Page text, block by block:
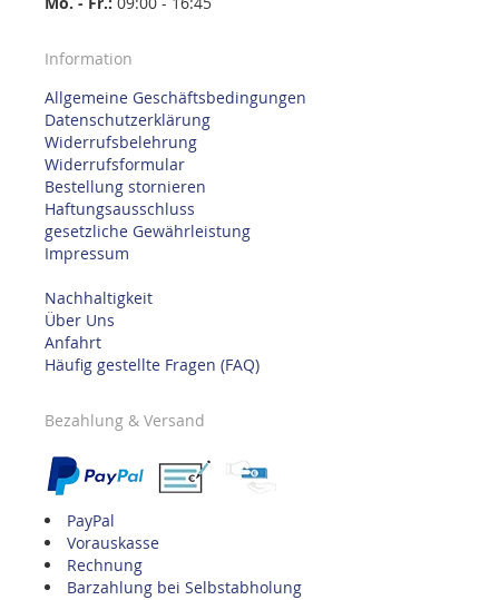
Information
Allgemeine Geschäftsbedingungen
Datenschutzerklärung
Widerrufsbelehrung
Widerrufsformular
Bestellung stornieren
Haftungsausschluss
gesetzliche Gewährleistung
Impressum
Nachhaltigkeit
Über Uns
Anfahrt
Häufig gestellte Fragen (FAQ)
Bezahlung & Versand
PayPal
Vorauskasse
Rechnung
Barzahlung bei Selbstabholung